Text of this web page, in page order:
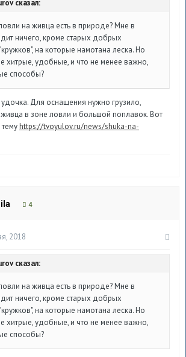
сказал:
на живца есть в природе? Мне в
ничего, кроме старых добрых
на которые намотана леска. Но
хитрые, удобные, и что не менее важно,
способы?
Для оснащения нужно грузило,
в зоне ловли и большой поплавок. Вот
темуhttps://tvoyulov.ru/news/shuka-na-
4
2018
сказал:
на живца есть в природе? Мне в
ничего, кроме старых добрых
на которые намотана леска. Но
хитрые, удобные, и что не менее важно,
способы?